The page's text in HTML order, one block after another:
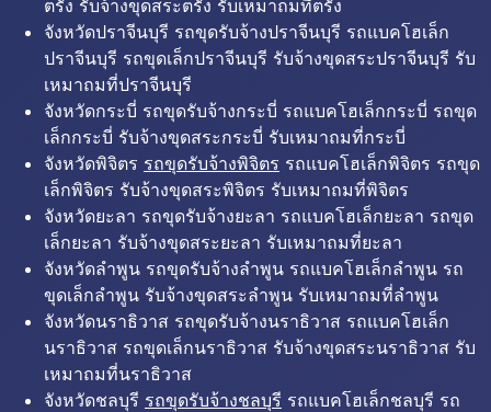
ตรัง รับจ้างขุดสระตรัง รับเหมาถมที่ตรัง
จังหวัดปราจีนบุรี รถขุดรับจ้างปราจีนบุรี รถแบคโฮเล็ก
ปราจีนบุรี รถขุดเล็กปราจีนบุรี รับจ้างขุดสระปราจีนบุรี รับ
เหมาถมที่ปราจีนบุรี
จังหวัดกระบี่ รถขุดรับจ้างกระบี่ รถแบคโฮเล็กกระบี่ รถขุด
เล็กกระบี่ รับจ้างขุดสระกระบี่ รับเหมาถมที่กระบี่
จังหวัดพิจิตร รถขุดรับจ้างพิจิตร รถแบคโฮเล็กพิจิตร รถขุด
เล็กพิจิตร รับจ้างขุดสระพิจิตร รับเหมาถมที่พิจิตร
จังหวัดยะลา รถขุดรับจ้างยะลา รถแบคโฮเล็กยะลา รถขุด
เล็กยะลา รับจ้างขุดสระยะลา รับเหมาถมที่ยะลา
จังหวัดลำพูน รถขุดรับจ้างลำพูน รถแบคโฮเล็กลำพูน รถ
ขุดเล็กลำพูน รับจ้างขุดสระลำพูน รับเหมาถมที่ลำพูน
จังหวัดนราธิวาส รถขุดรับจ้างนราธิวาส รถแบคโฮเล็ก
นราธิวาส รถขุดเล็กนราธิวาส รับจ้างขุดสระนราธิวาส รับ
เหมาถมที่นราธิวาส
จังหวัดชลบุรี รถขุดรับจ้างชลบุรี รถแบคโฮเล็กชลบุรี รถ